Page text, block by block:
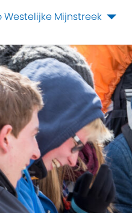
Westelijke Mijnstreek